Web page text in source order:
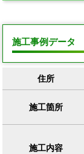
施工事例データ
住所
施工箇所
施工内容